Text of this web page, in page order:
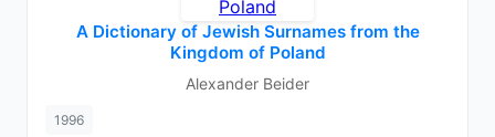
A Dictionary of Jewish Surnames from the
Kingdom of Poland
Alexander Beider
1996